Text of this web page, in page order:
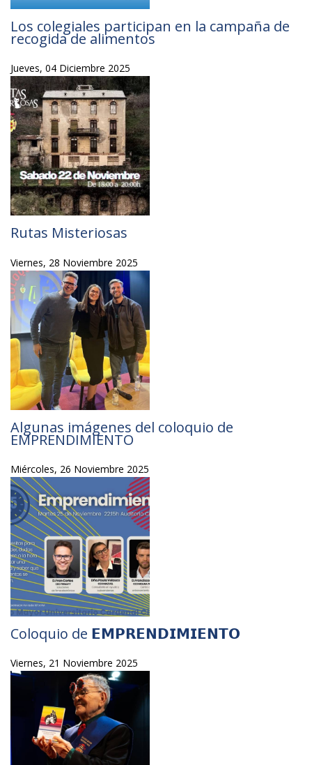
Los colegiales participan en la campaña de
recogida de alimentos
Jueves, 04 Diciembre 2025
Rutas Misteriosas
Viernes, 28 Noviembre 2025
Algunas imágenes del coloquio de
EMPRENDIMIENTO
Miércoles, 26 Noviembre 2025
Coloquio de 𝗘𝗠𝗣𝗥𝗘𝗡𝗗𝗜𝗠𝗜𝗘𝗡𝗧𝗢
Viernes, 21 Noviembre 2025